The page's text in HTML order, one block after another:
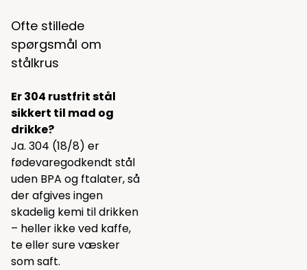
Ofte stillede
spørgsmål om
stålkrus
Er 304 rustfrit stål
sikkert til mad og
drikke?
Ja. 304 (18/8) er
fødevaregodkendt stål
uden BPA og ftalater, så
der afgives ingen
skadelig kemi til drikken
– heller ikke ved kaffe,
te eller sure væsker
som saft.